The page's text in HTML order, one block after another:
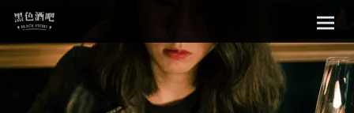
黑色酒吧